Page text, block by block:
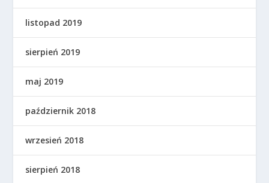
listopad 2019
sierpień 2019
maj 2019
październik 2018
wrzesień 2018
sierpień 2018